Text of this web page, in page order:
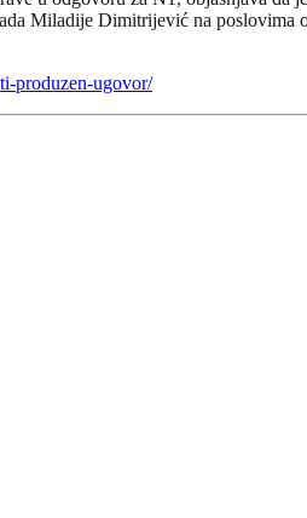
Miladije Dimitrijević na poslovima
produzen-ugovor/